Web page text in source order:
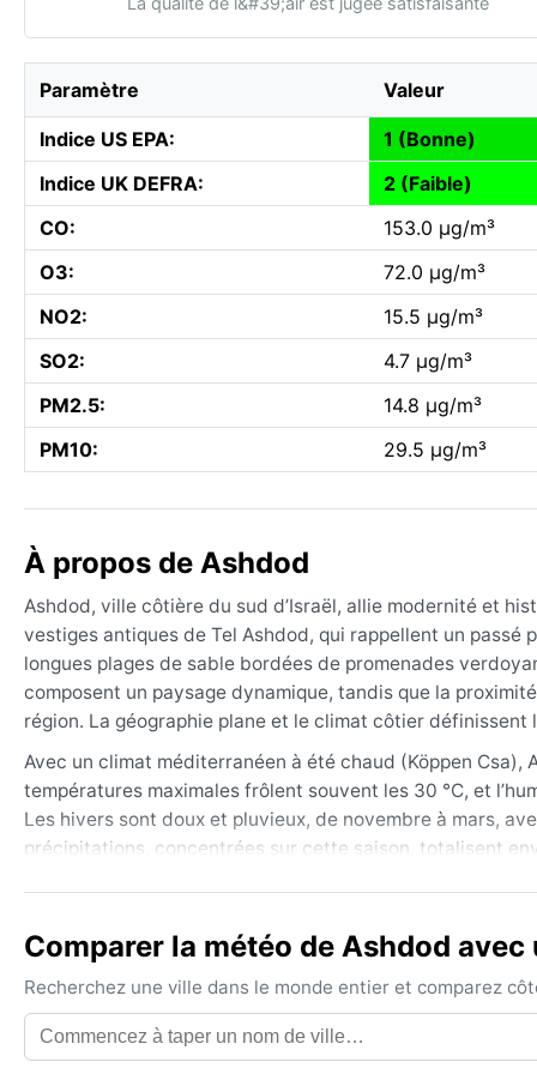
Paramètre Valeur
Indice US EPA:
1 (Bonne)
Indice UK DEFRA:
2 (Faible)
CO:
153.0 µg/m³
O3:
72.0 µg/m³
NO2:
15.5 µg/m³
SO2:
4.7 µg/m³
PM2.5:
14.8 µg/m³
PM10:
29.5 µg/m³
À propos de Ashdod
Ashdod, ville côtière du sud d’Israël, allie modernité et
vestiges antiques de Tel Ashdod, qui rappellent un
longues plages de sable bordées de promenades
composent un paysage dynamique, tandis que la
région. La géographie plane et le climat côtier définissent
Avec un climat méditerranéen à été chaud (Köppen
températures maximales frôlent souvent les 30 °C, et
Les hivers sont doux et pluvieux, de novembre à mars,
précipitations, concentrées sur cette saison, totalisent
La meilleure période pour profiter d’Ashdod s’étend du
températures sont agréables et le ciel dégagé. L’été
mercure au-delà de 35 °C. Bien que rares, des
parfois au printemps ou en automne, réduisant la
neige est inconnue et les ouragans inexistants. Le
Comparer la météo de Ashdod
Recherchez une ville dans le monde entier et comparez